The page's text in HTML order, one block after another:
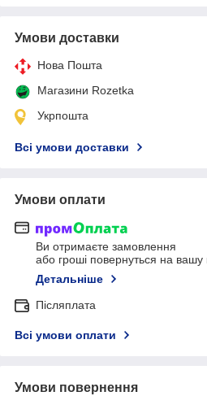
Умови доставки
Нова Пошта
Магазини Rozetka
Укрпошта
Всі умови доставки
Умови оплати
Ви отримаєте замовлення
або гроші повернуться на вашу
Детальніше
Післяплата
Всі умови оплати
Умови повернення